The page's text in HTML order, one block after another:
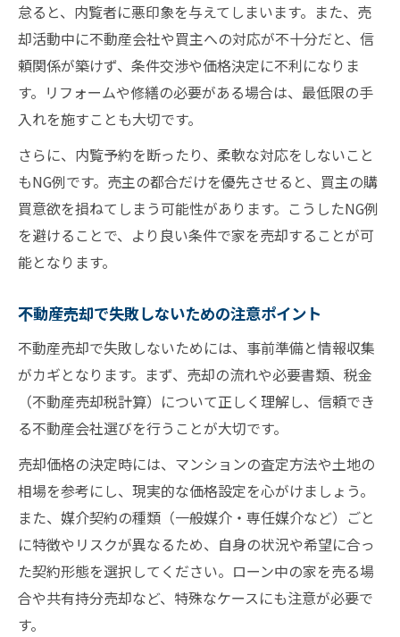
怠ると、内覧者に悪印象を与えてしまいます。また、売
却活動中に不動産会社や買主への対応が不十分だと、信
頼関係が築けず、条件交渉や価格決定に不利になりま
す。リフォームや修繕の必要がある場合は、最低限の手
入れを施すことも大切です。
さらに、内覧予約を断ったり、柔軟な対応をしないこと
もNG例です。売主の都合だけを優先させると、買主の購
買意欲を損ねてしまう可能性があります。こうしたNG例
を避けることで、より良い条件で家を売却することが可
能となります。
不動産売却で失敗しないための注意ポイント
不動産売却で失敗しないためには、事前準備と情報収集
がカギとなります。まず、売却の流れや必要書類、税金
（不動産売却税計算）について正しく理解し、信頼でき
る不動産会社選びを行うことが大切です。
売却価格の決定時には、マンションの査定方法や土地の
相場を参考にし、現実的な価格設定を心がけましょう。
また、媒介契約の種類（一般媒介・専任媒介など）ごと
に特徴やリスクが異なるため、自身の状況や希望に合っ
た契約形態を選択してください。ローン中の家を売る場
合や共有持分売却など、特殊なケースにも注意が必要で
す。